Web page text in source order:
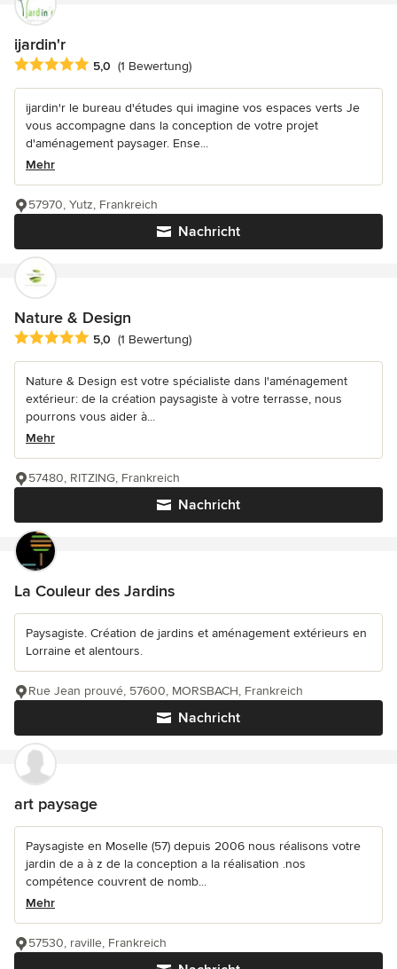
ijardin'r
Durchschnittliche Bewertung: 5 von 5 Sternen
5,0 (1 Bewertung)
ijardin'r le bureau d'études qui imagine vos espaces verts Je
vous accompagne dans la conception de votre projet
d'aménagement paysager. Ense...
Mehr
Nachricht
57970, Yutz, Frankreich
Nature & Design
Durchschnittliche Bewertung: 5 von 5 Sternen
5,0 (1 Bewertung)
Nature & Design est votre spécialiste dans l'aménagement
extérieur: de la création paysagiste à votre terrasse, nous
pourrons vous aider à...
Mehr
Nachricht
57480, RITZING, Frankreich
La Couleur des Jardins
Paysagiste. Création de jardins et aménagement extérieurs en
Lorraine et alentours.
Nachricht
Rue Jean prouvé, 57600, MORSBACH, Frankreich
art paysage
Paysagiste en Moselle (57) depuis 2006 nous réalisons votre
jardin de a à z de la conception a la réalisation .nos
compétence couvrent de nomb...
Mehr
57530, raville, Frankreich